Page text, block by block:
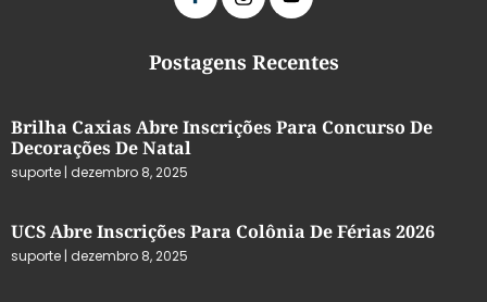
Postagens Recentes
Brilha Caxias Abre Inscrições Para Concurso De
Decorações De Natal
suporte dezembro 8, 2025
UCS Abre Inscrições Para Colônia De Férias 2026
suporte dezembro 8, 2025